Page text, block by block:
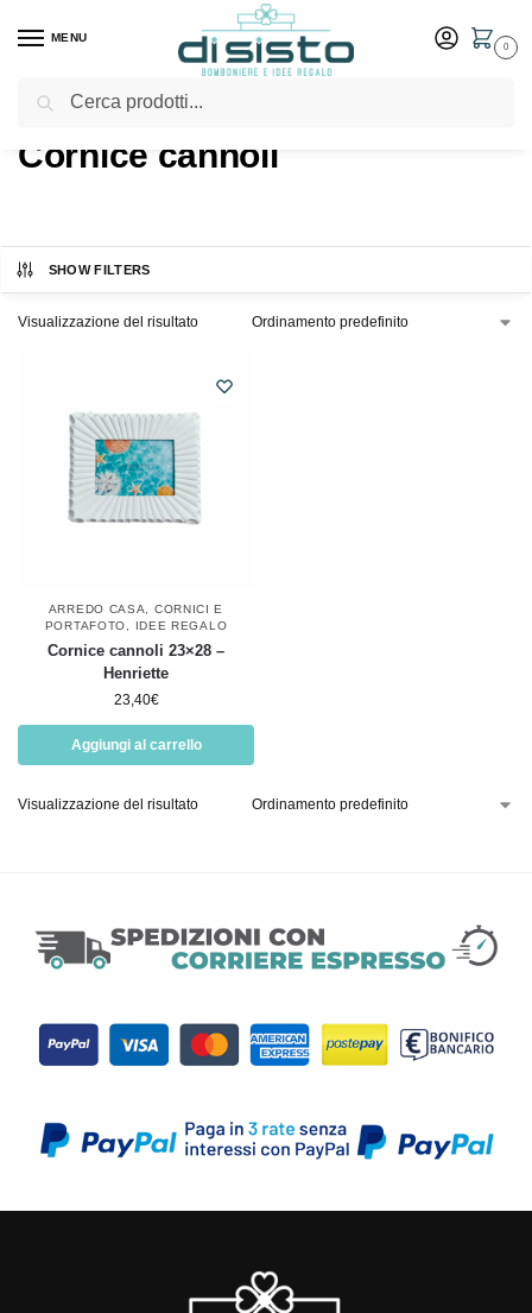
MENU
0
Home Shop Prodotti taggati “Cornice cannoli”
Cornice cannoli
SHOW FILTERS
Visualizzazione del risultato
ARREDO CASA
CORNICI E
PORTAFOTO
IDEE REGALO
Cornice cannoli 23×28 –
Henriette
23,40€
Aggiungi al carrello
Visualizzazione del risultato